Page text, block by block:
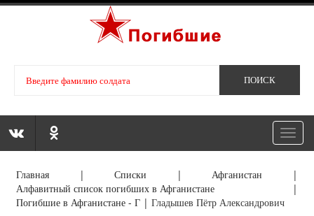
Главная |Списки | Афганистан |
Алфавитный список погибших в Афганистане |
Погибшие в Афганистане - Г |Гладышев Пётр Александрович